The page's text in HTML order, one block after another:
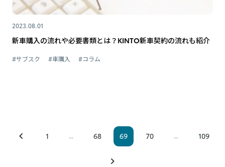
2023.08.01
新車購入の流れや必要書類とは？KINTO新車契約の流れも紹介
#サブスク #車購入 #コラム
1 ... 68 69 70 ... 109